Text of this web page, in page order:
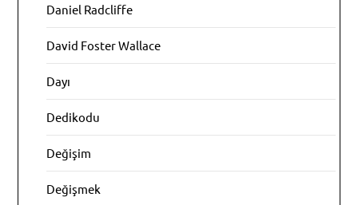
Daniel Radcliffe
David Foster Wallace
Dayı
Dedikodu
Değişim
Değişmek